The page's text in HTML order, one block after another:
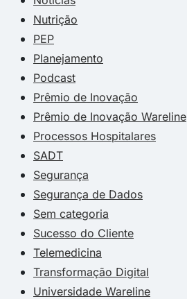
Nutrição
PEP
Planejamento
Podcast
Prêmio de Inovação
Prêmio de Inovação Wareline
Processos Hospitalares
SADT
Segurança
Segurança de Dados
Sem categoria
Sucesso do Cliente
Telemedicina
Transformação Digital
Universidade Wareline